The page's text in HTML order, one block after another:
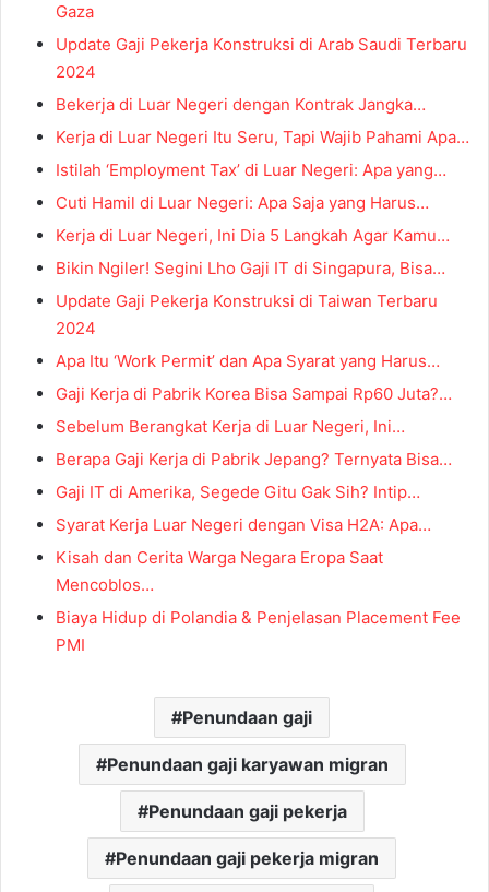
Gaza
Update Gaji Pekerja Konstruksi di Arab Saudi Terbaru
2024
Bekerja di Luar Negeri dengan Kontrak Jangka…
Kerja di Luar Negeri Itu Seru, Tapi Wajib Pahami Apa…
Istilah ‘Employment Tax’ di Luar Negeri: Apa yang…
Cuti Hamil di Luar Negeri: Apa Saja yang Harus…
Kerja di Luar Negeri, Ini Dia 5 Langkah Agar Kamu…
Bikin Ngiler! Segini Lho Gaji IT di Singapura, Bisa…
Update Gaji Pekerja Konstruksi di Taiwan Terbaru
2024
Apa Itu ‘Work Permit’ dan Apa Syarat yang Harus…
Gaji Kerja di Pabrik Korea Bisa Sampai Rp60 Juta?…
Sebelum Berangkat Kerja di Luar Negeri, Ini…
Berapa Gaji Kerja di Pabrik Jepang? Ternyata Bisa…
Gaji IT di Amerika, Segede Gitu Gak Sih? Intip…
Syarat Kerja Luar Negeri dengan Visa H2A: Apa…
Kisah dan Cerita Warga Negara Eropa Saat
Mencoblos…
Biaya Hidup di Polandia & Penjelasan Placement Fee
PMI
Penundaan gaji
Penundaan gaji karyawan migran
Penundaan gaji pekerja
Penundaan gaji pekerja migran